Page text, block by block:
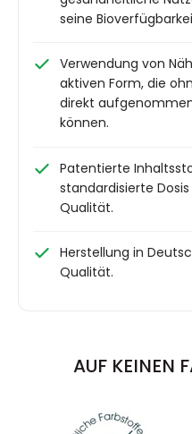
seine
Verwendung von
aktiven Form, die
direkt
können.
Patentierte
standardisierte
Qualität.
Herstellung in
Qualität.
AUF KEINEN